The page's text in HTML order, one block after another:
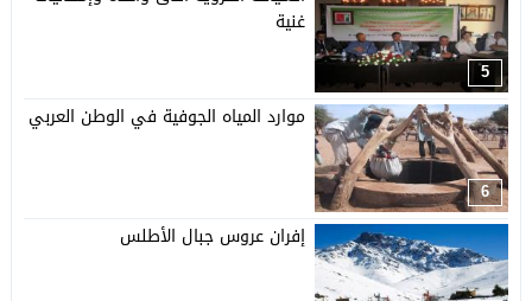
5
غنية
6
موارد المياه الجوفية في الوطن العربي
إفران عروس جبال الأطلس